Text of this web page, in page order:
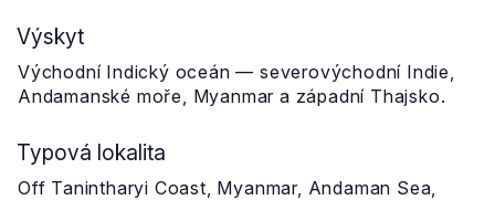
Výskyt
Východní Indický oceán — severovýchodní Indie,
Andamanské moře, Myanmar a západní Thajsko.
Typová lokalita
Off Tanintharyi Coast, Myanmar, Andaman Sea,